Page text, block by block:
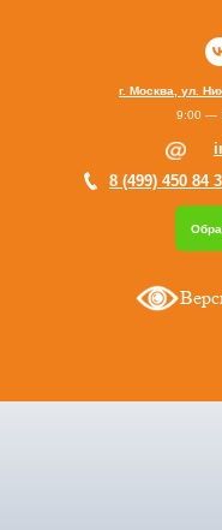
г. Москва, ул.
8 (499) 450 84
9:00 —